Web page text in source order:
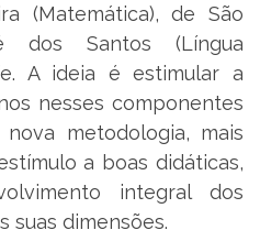
(Matemática), de São
dos Santos (Língua
A ideia é estimular a
nesses componentes
metodologia, mais
a boas didáticas,
integral dos
suas dimensões.